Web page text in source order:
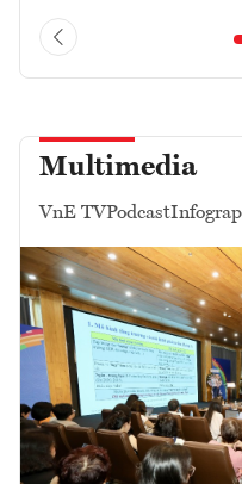
Multimedia
VnE TVPodcast